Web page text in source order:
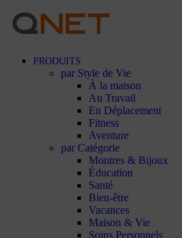
PRODUITS
par Style de Vie
À la maison
Au Travail
En Déplacement
Fitness
Aventure
par Catégorie
Montres & Bijoux
Éducation
Santé
Bien-être
Vacances
Maison & Vie
Soins Personnels